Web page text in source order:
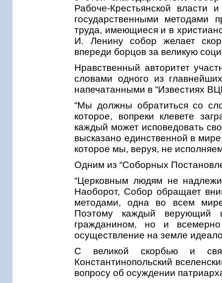
Рабоче-Крестьянской власти
государственными методами
труда, имеющиеся и в
И. Ленину собор желает
впереди борцов за великую
Нравственный авторитет
словами одного из
напечатанными в “Известиях
“Мы должны обратиться со
которое, вопреки клевете
каждый может исповедовать
высказано единственной в
которое мы, веруя, не
Одним из “Соборных
“Церковным людям не
Наоборот, Собор обращает
методами, одна во всем
Поэтому каждый верующий
гражданином, но и
осуществление на земле
С великой скорбью и
Константинопольский
вопросу об осуждении